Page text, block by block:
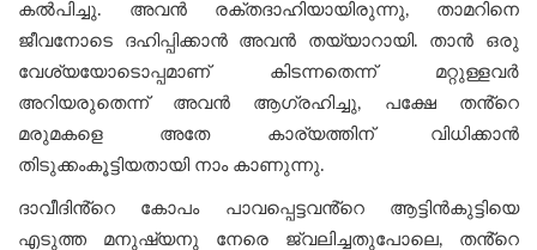
കല്‍പിച്ചു. അവൻ രക്തദാഹിയായിരുന്നു, താമറിനെ
ജീവനോടെ ദഹിപ്പിക്കാൻ അവന്‍ തയ്യാറായി. താൻ ഒരു
വേശ്യയോടൊപ്പമാണ് കിടന്നതെന്ന് മറ്റുള്ളവർ
അറിയരുതെന്ന് അവൻ ആഗ്രഹിച്ചു, പക്ഷേ തൻ്റെ
മരുമകളെ അതേ കാര്യത്തിന് വിധിക്കാൻ
തിടുക്കംകൂട്ടിയതായി നാം കാണുന്നു.
ദാവീദിൻ്റെ കോപം പാവപ്പെട്ടവൻ്റെ ആട്ടിൻകുട്ടിയെ
എടുത്ത മനുഷ്യനു നേരെ ജ്വലിച്ചതുപോലെ, തൻ്റെ